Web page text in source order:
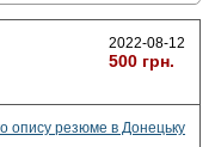
2022-08-12
500 грн.
опису резюме в Донецьку